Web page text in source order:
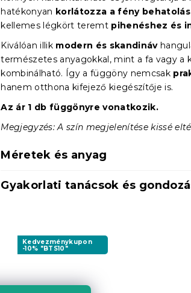
hatékonyan korlátozza a fény
kellemes légkört teremt pihenéshez és
Kiválóan illik modern és skandináv
természetes anyagokkal, mint a fa vagy a
kombinálható. Így a függöny nemcsak
hanem otthona kifejező kiegészítője is.
Az ár 1 db függönyre vonatkozik.
Megjegyzés: A szín megjelenítése kissé
Méretek és anyag
Gyakorlati tanácsok és
Kedvezménykupon
-10% "BTS10"